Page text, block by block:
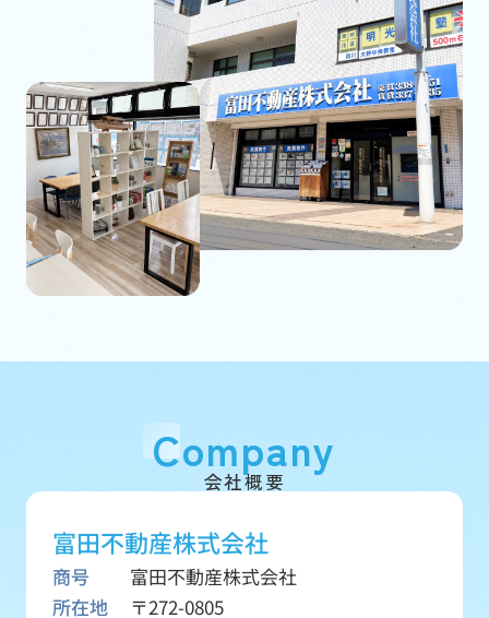
Company
会社概要
富田不動産株式会社
商号
富田不動産株式会社
所在地
〒272-0805